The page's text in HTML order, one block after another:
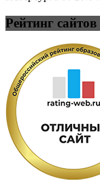
Рейтинг сайтов